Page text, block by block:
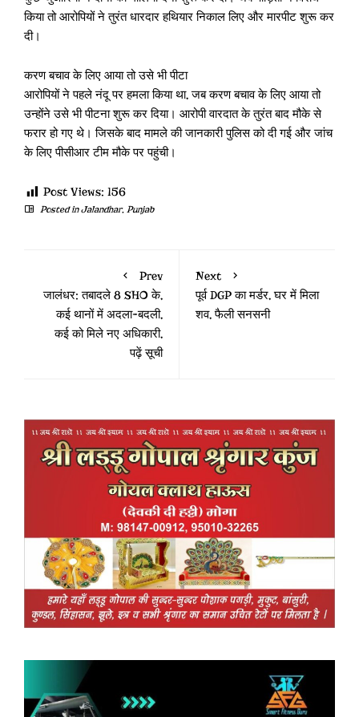
किया तो आरोपियों ने तुरंत धारदार हथियार निकाल लिए और मारपीट शुरू कर
दी।
करण बचाव के लिए आया तो उसे भी पीटा
आरोपियों ने पहले नंदू पर हमला किया था, जब करण बचाव के लिए आया तो
उन्होंने उसे भी पीटना शुरू कर दिया। आरोपी वारदात के तुरंत बाद मौके से
फरार हो गए थे। जिसके बाद मामले की जानकारी पुलिस को दी गई और जांच
के लिए पीसीआर टीम मौके पर पहुंची।
Post Views: 156
Posted inJalandhar, Punjab
Prev
जालंधर: तबादले 8 SHO के,
कई थानों में अदला-बदली,
कई को मिले नए अधिकारी,
पढ़ें सूची
Next
पूर्व DGP का मर्डर, घर में मिला
शव, फैली सनसनी